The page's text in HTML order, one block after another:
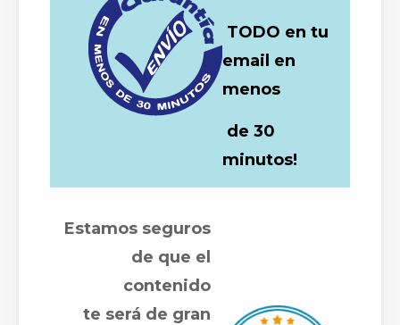
TODO en tu
email en
menos
de 30
minutos!
Estamos seguros
de que el
contenido
te será de gran